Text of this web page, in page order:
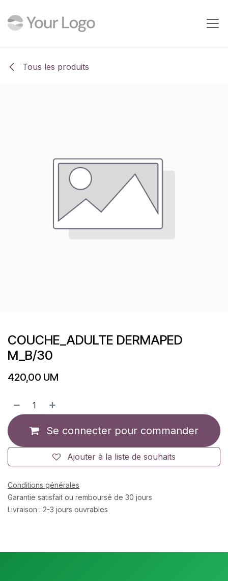
Tous les produits
COUCHE_ADULTE DERMAPED
M_B/30
420,00 UM
Se connecter pour commander
Ajouter à la liste de souhaits
Conditions générales
Garantie satisfait ou remboursé de 30 jours
Livraison : 2-3 jours ouvrables